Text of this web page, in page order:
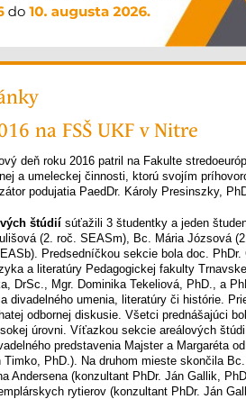
na FSŠ UKF v Nitre
deň roku 2016 patril na Fakulte
a umeleckej činnosti, ktorú svojím
podujatia PaedDr. Károly Presinszky,
štúdií súťažili 3 študentky a jeden
(2. roč. SEASm), Bc. Mária Józsová
Predsedníčkou sekcie bola doc.
a literatúry Pedagogickej fakulty
DrSc., Mgr. Dominika Tekeliová, PhD., a
divadelného umenia, literatúry či histórie.
odbornej diskusie. Všetci prednášajúci
úrovni. Víťazkou sekcie areálových
predstavenia Majster a Margaréta
Timko, PhD.). Na druhom mieste skončila
Andersena (konzultant PhDr. Ján Gallik,
rytierov (konzultant PhDr. Ján